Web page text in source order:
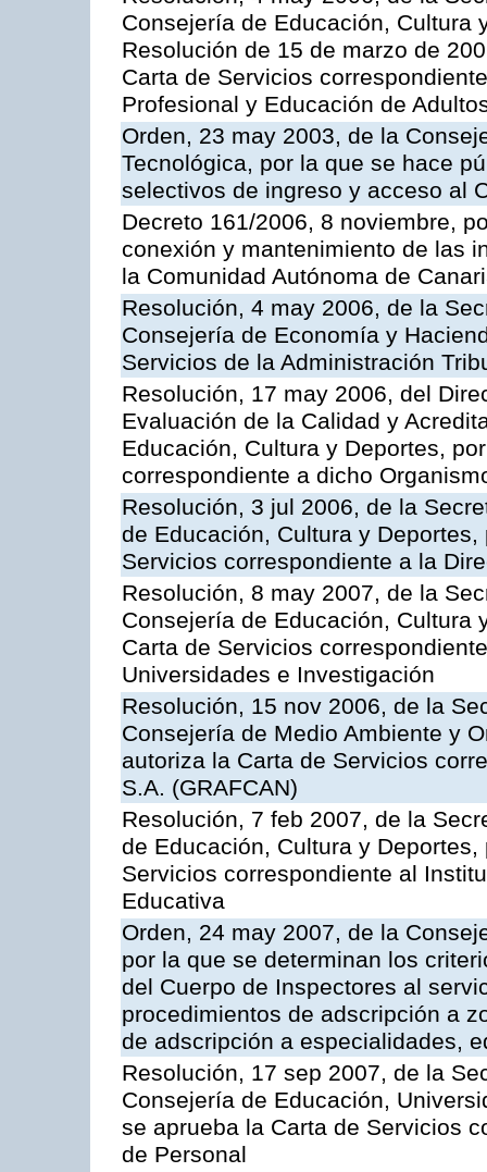
Consejería de Educación, Cultura
Resolución de 15 de marzo de
Carta de Servicios
Profesional y Educación de
Orden, 23 may 2003, de la
Tecnológica, por la que se hace
selectivos de ingreso y acceso al
Decreto 161/2006, 8 noviembre,
conexión y mantenimiento de las
la Comunidad Autónoma de
Resolución, 4 may 2006, de la
Consejería de Economía y
Servicios de la Administración
Resolución, 17 may 2006, del
Evaluación de la Calidad y
Educación, Cultura y Deportes,
correspondiente a dicho
Resolución, 3 jul 2006, de la
de Educación, Cultura y
Servicios correspondiente a la
Resolución, 8 may 2007, de la
Consejería de Educación, Cultura
Carta de Servicios
Universidades e Investigación
Resolución, 15 nov 2006, de la
Consejería de Medio Ambiente y
autoriza la Carta de Servicios
S.A. (GRAFCAN)
Resolución, 7 feb 2007, de la
de Educación, Cultura y
Servicios correspondiente al
Educativa
Orden, 24 may 2007, de la
por la que se determinan los
del Cuerpo de Inspectores al
procedimientos de adscripción a
de adscripción a especialidades,
Resolución, 17 sep 2007, de la
Consejería de Educación,
se aprueba la Carta de Servicios
de Personal